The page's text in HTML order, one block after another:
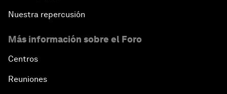
Nuestra repercusión
Más información sobre el Foro
Centros
Reuniones